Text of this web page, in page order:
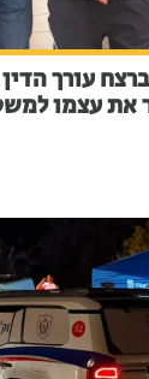
עורך
את עצמו